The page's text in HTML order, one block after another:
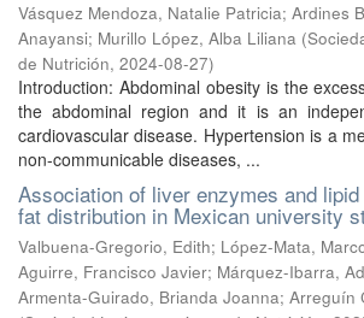
Vásquez Mendoza, Natalie Patricia; Ardines
Anayansi; Murillo López, Alba Liliana (
de Nutrición, 2024-08-27)
Introduction: Abdominal obesity is the
the abdominal region and it is an
cardiovascular disease. Hypertension is a
non-communicable diseases, ...
Association of liver enzymes and
fat distribution in Mexican university
Valbuena-Gregorio, Edith; López-Mata,
Aguirre, Francisco Javier; Márquez-Ibarra,
Armenta-Guirado, Brianda Joanna; Arreguín